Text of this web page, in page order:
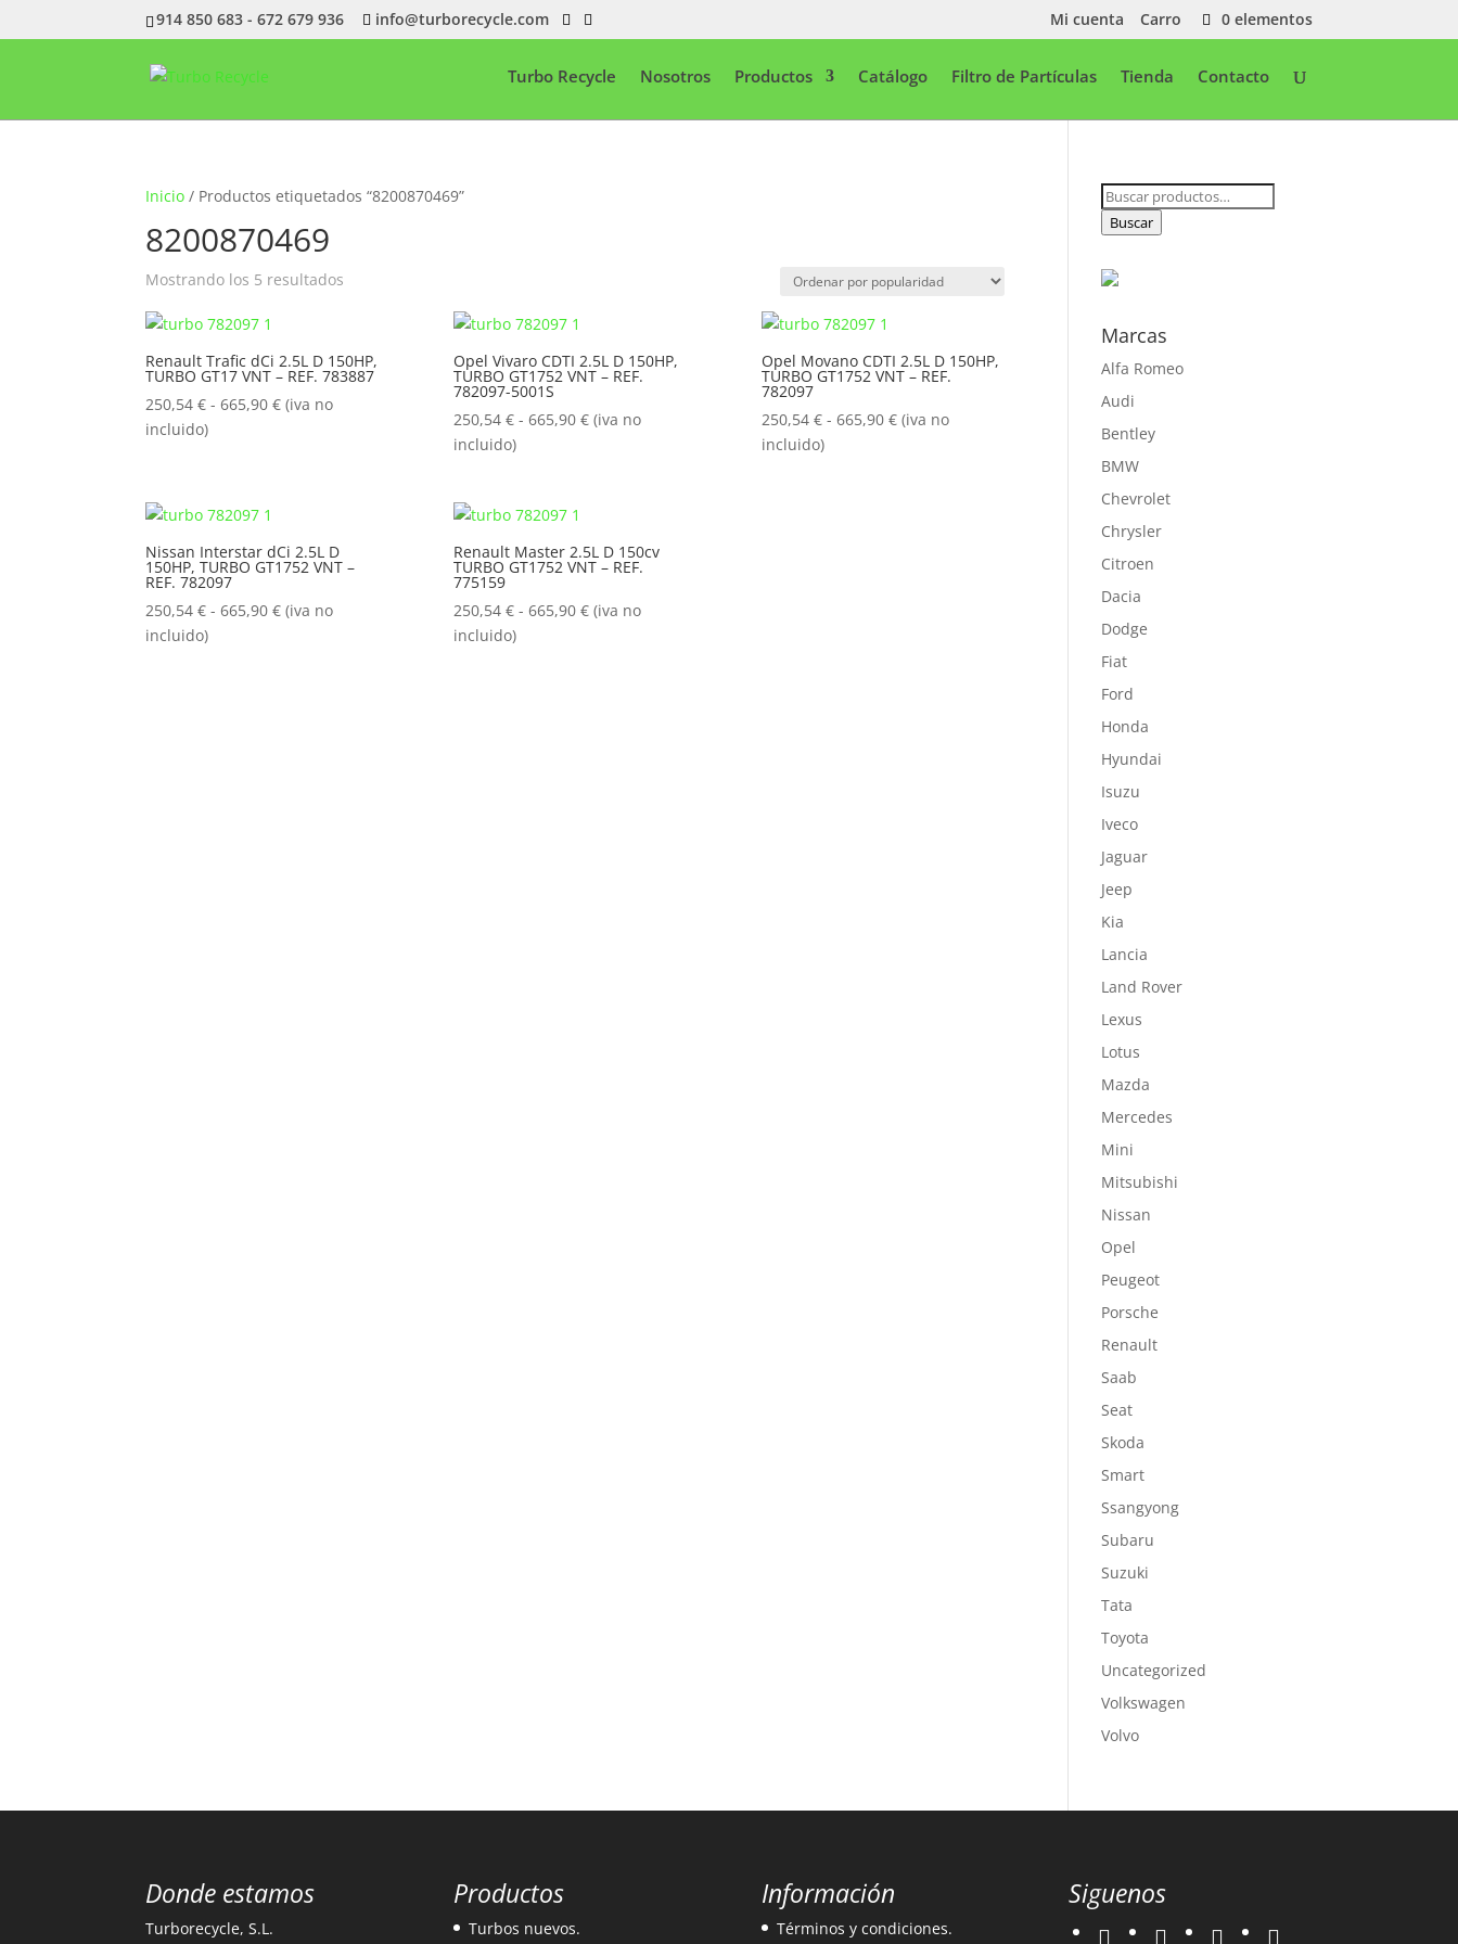
914 850 683 - 672 679 936 info@turborecycle.com Mi cuenta Carro 0 elementos
Turbo Recycle Nosotros Productos Catálogo Filtro de Partículas Tienda Contacto
Inicio / Productos etiquetados “8200870469”
8200870469
Mostrando los 5 resultados
Renault Trafic dCi 2.5L D 150HP,
TURBO GT17 VNT – REF. 783887
250,54€ - 665,90€Rango
665,90 €
(iva no
incluido)
Opel Vivaro CDTI 2.5L D 150HP,
TURBO GT1752 VNT – REF.
782097-5001S
250,54 € - 665,90 €Rango
hasta
665,90 €
(iva no
incluido)
Opel Movano CDTI 2.5L D 150HP,
TURBO GT1752 VNT – REF.
782097
250,54 € - 665,90 €Rango
(iva no
incluido)
Nissan Interstar dCi 2.5L D
150HP, TURBO GT1752 VNT –
REF. 782097
250,54€ - 665,90€Rango
(iva no
incluido)
Renault Master 2.5L D 150cv
TURBO GT1752 VNT – REF.
775159
250,54 € - 665,90 €Rango
(iva no
incluido)
Buscar
por:
Buscar
Marcas
Alfa Romeo
Audi
Bentley
BMW
Chevrolet
Chrysler
Citroen
Dacia
Dodge
Fiat
Ford
Honda
Hyundai
Isuzu
Iveco
Jaguar
Jeep
Kia
Lancia
Land Rover
Lexus
Lotus
Mazda
Mercedes
Mini
Mitsubishi
Nissan
Opel
Peugeot
Porsche
Renault
Saab
Seat
Skoda
Smart
Ssangyong
Subaru
Suzuki
Tata
Toyota
Uncategorized
Volkswagen
Volvo
Donde estamos
Turborecycle, S.L.
Productos
Turbos nuevos.
Información
Términos y condiciones.
Siguenos
twitter instagramfacebook google